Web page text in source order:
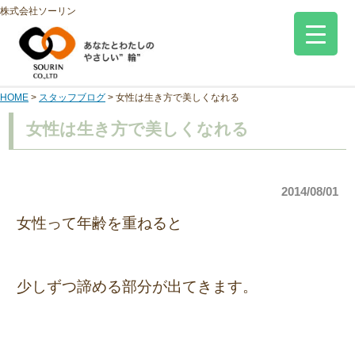
株式会社ソーリン
HOME > スタッフブログ > 女性は生き方で美しくなれる
女性は生き方で美しくなれる
2014/08/01
女性って年齢を重ねると
少しずつ諦める部分が出てきます。